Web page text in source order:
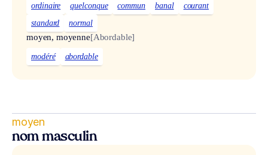
ordinaire quelconque commun banal
courant
standard
normal
moyen, moyenne[Abordable]
modéré abordable
moyen
nom masculin